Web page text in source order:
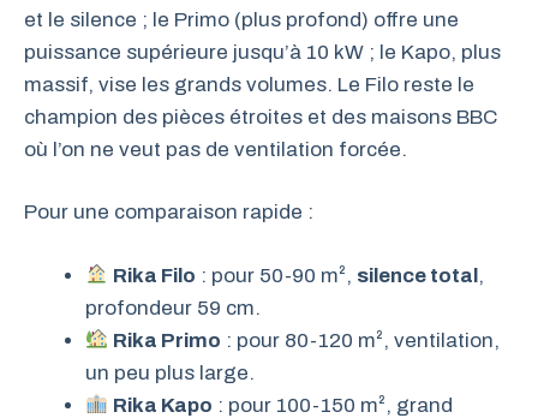
et le silence ; le Primo (plus profond) offre une
puissance supérieure jusqu’à 10 kW ; le Kapo, plus
massif, vise les grands volumes. Le Filo reste le
champion des pièces étroites et des maisons BBC
où l’on ne veut pas de ventilation forcée.
Pour une comparaison rapide :
Rika Filo : pour 50-90 m², silence total,
profondeur 59 cm.
Rika Primo : pour 80-120 m², ventilation,
un peu plus large.
Rika Kapo : pour 100-150 m², grand